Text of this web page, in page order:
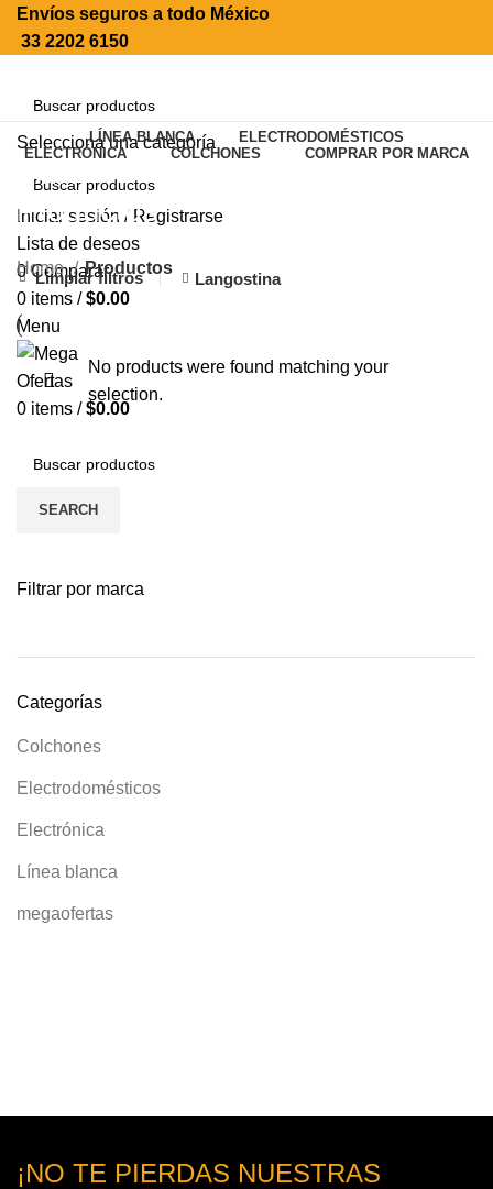
Envíos seguros a todo México
33 2202 6150
Selecciona una categoría
SEARCH
Iniciar sesión / Registrarse
Lista de deseos
0 Comparar
0 items / $0.00
Menu
0 items / $0.00
LÍNEA BLANCA
ELECTRODOMÉSTICOS
ELECTRÓNICA
COLCHONES COMPRAR POR MARCA
Productos
Filtrar por marca
Categorías
Colchones
Electrodomésticos
Electrónica
Línea blanca
megaofertas
Home Productos
Limpiar filtros Langostina
No products were found matching your
selection.
SEARCH
¡NO TE PIERDAS NUESTRAS